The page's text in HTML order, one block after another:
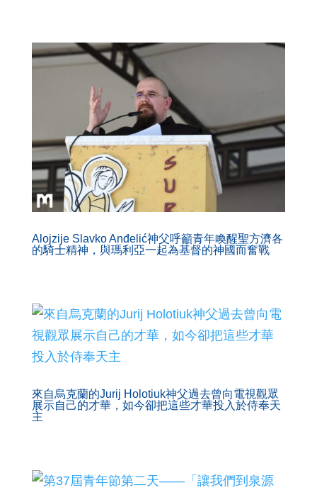
Alojzije Slavko Anđelić神父呼籲青年喚醒聖方濟各
的騎士精神，與瑪利亞一起為基督的神國而奮戰
來自烏克蘭的Jurij Holotiuk神父過去曾向電視觀眾
展示自己的才華，如今卻把這些才華投入於侍奉天
主